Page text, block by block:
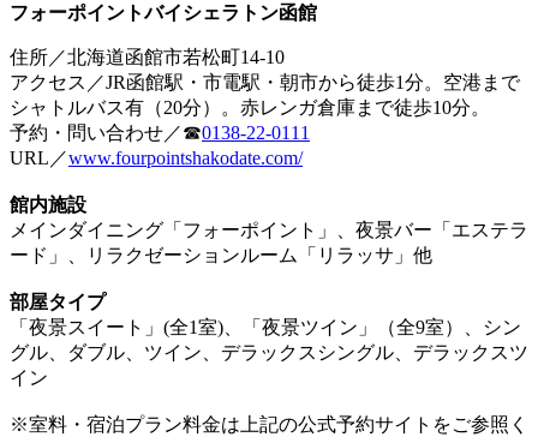
フォーポイントバイシェラトン函館
住所／北海道函館市若松町14-10
アクセス／JR函館駅・市電駅・朝市から徒歩1分。空港まで
シャトルバス有（20分）。赤レンガ倉庫まで徒歩10分。
予約・問い合わせ／☎0138-22-0111
URL／www.fourpointshakodate.com/
館内施設
メインダイニング「フォーポイント」、夜景バー「エステラ
ード」、リラクゼーションルーム「リラッサ」他
部屋タイプ
「夜景スイート」(全1室)、「夜景ツイン」（全9室）、シン
グル、ダブル、ツイン、デラックスシングル、デラックスツ
イン
※室料・宿泊プラン料金は上記の公式予約サイトをご参照く